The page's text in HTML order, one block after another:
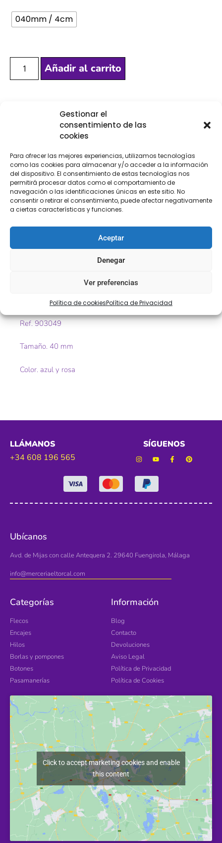
Gestionar el
consentimiento de las
cookies
Para ofrecer las mejores experiencias, utilizamos tecnologías
como las cookies para almacenar y/o acceder a la información
del dispositivo. El consentimiento de estas tecnologías nos
permitirá procesar datos como el comportamiento de
navegación o las identificaciones únicas en este sitio. No
consentir o retirar el consentimiento, puede afectar negativamente
a ciertas características y funciones.
Aceptar
Denegar
Ver preferencias
Política de cookiesPolítica de Privacidad
040mm / 4cm
Añadir al carrito
[Las unidades seleccionadas son en
COMPRA
SEGURA
ENVÍO 24-48H TIENDA FÍSICA
Descripción
Información adicional
Valoraciones (0)
Descripción
Greca fantasía en tul bordada
Ref. 903049
Tamaño. 40 mm
Color. azul y rosa
LLÁMANOS
+34 608 196 565
SÍGUENOS
Ubícanos
Avd. de Mijas con calle Antequera 2. 29640 Fuengirola, Málaga
info@merceriaeltorcal.com
Categorías
Flecos
Encajes
Hilos
Borlas y pompones
Botones
Pasamanerías
Información
Blog
Contacto
Devoluciones
Aviso Legal
Política de Privacidad
Política de Cookies
Click to accept marketing cookies and enable
this content